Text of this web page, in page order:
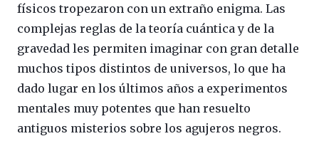
físicos tropezaron con un extraño enigma. Las
complejas reglas de la teoría cuántica y de la
gravedad les permiten imaginar con gran detalle
muchos tipos distintos de universos, lo que ha
dado lugar en los últimos años a experimentos
mentales muy potentes que han resuelto
antiguos misterios sobre los agujeros negros.